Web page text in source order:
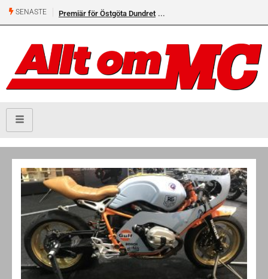
SENASTE Premiär för Östgöta Dundret